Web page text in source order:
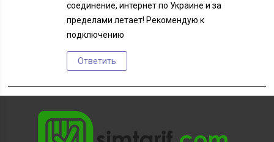
соединение, интернет по Украине и за
пределами летает! Рекомендую к
подключению
Ответить